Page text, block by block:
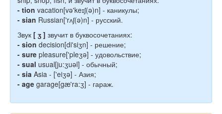
- tion vacation[və'keɪʃ(ə)n] - каникулы;
- sian Russian['rʌʃ(ə)n] - русский.
Звук [ ʒ ] звучит в буквосочетаниях:
- sion decision[di'siʒn] - решение;
- sure pleasure['pleʒə] - удовольствие;
- sual usual[ju:ʒuəl] - обычный;
- sia Asia - ['eiʒə] - Азия;
- age garage[gæ'ra:ʒ] - гараж.